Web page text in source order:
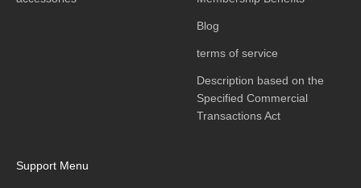
Blog
terms of service
Description based on the
Specified Commercial
Transactions Act
Support Menu